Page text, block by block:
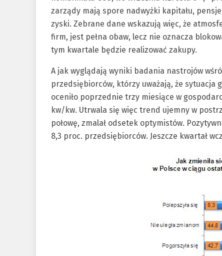
zarządy mają spore nadwyżki kapitału,
zyski. Zebrane dane wskazują więc, że
firm, jest pełna obaw, lecz nie oznacza
tym kwartale będzie realizować zakupy.
A jak wyglądają wyniki badania nastrojów
przedsiębiorców, którzy uważają, że sytuacja
oceniło poprzednie trzy miesiące w
kw/kw. Utrwala się więc trend ujemny w
połowę, zmalał odsetek optymistów.
8,3 proc. przedsiębiorców. Jeszcze kwartał